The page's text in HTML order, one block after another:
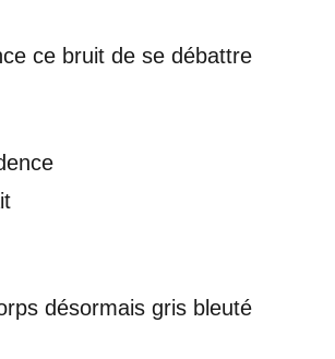
ce bruit de se débattre
désormais gris bleuté